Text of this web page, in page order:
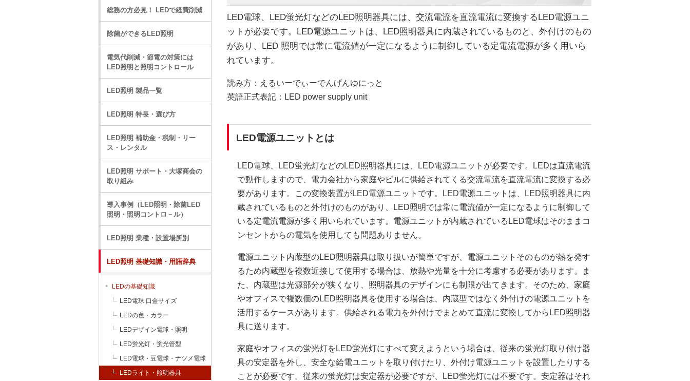
LED電球、LED蛍光灯などのLED照明器具には、交流電流を直流電流に変換するLED電源ユニ
ットが必要です。LED電源ユニットは、LED照明器具に内蔵されているものと、外付けのもの
があり、LED 照明では常に電流値が一定になるように制御している定電流電源が多く用いら
れています。
読み方：えるいーでぃーでんげんゆにっと
英語正式表記：LED power supply unit
LED電源ユニットとは
LED電球、LED蛍光灯などのLED照明器具には、LED電源ユニットが必要です。LEDは直流電流
で動作しますので、電力会社から家庭やビルに供給されてくる交流電流を直流電流に変換する必
要があります。この変換装置がLED電源ユニットです。LED電源ユニットは、LED照明器具に内
蔵されているものと外付けのものがあり、LED照明では常に電流値が一定になるように制御して
いる定電流電源が多く用いられています。電源ユニットが内蔵されているLED電球はそのままコ
ンセントからの電気を使用しても問題ありません。
電源ユニット内蔵型のLED照明器具は取り扱いが簡単ですが、電源ユニットそのものが熱を発す
るため内蔵型を複数近接して使用する場合は、放熱や光量を十分に考慮する必要があります。ま
た、内蔵型は光源部分が狭くなり、照明器具のデザインにも制限が出てきます。そのため、家庭
やオフィスで複数個のLED照明器具を使用する場合は、内蔵型ではなく外付けの電源ユニットを
活用するケースがあります。供給される電力を外付けでまとめて直流に変換してからLED照明器
具に送ります。
家庭やオフィスの蛍光灯をLED蛍光灯にすべて変えようという場合は、従来の蛍光灯取り付け器
具の安定器を外し、安全な給電ユニットを取り付けたり、外付け電源ユニットを設置したりする
ことが必要です。従来の蛍光灯は安定器が必要ですが、LED蛍光灯には不要です。安定器はそれ
総務の方必見！ LEDで経費削減
除菌ができるLED照明
電気代削減・節電の対策には
LED照明と照明コントロール
LED照明 製品一覧
LED照明 特長・選び方
LED照明 補助金・税制・リー
ス・レンタル
LED照明 サポート・大塚商会の
取り組み
導入事例（LED照明・除菌LED
照明・照明コントロ－ル）
LED照明 業種・設置場所別
LED照明 基礎知識・用語辞典
LEDの基礎知識
LED電球 口金サイズ
LEDの色・カラー
LEDデザイン電球・照明
LED蛍光灯・蛍光管型
LED電球・豆電球・ナツメ電球
LEDライト・照明器具